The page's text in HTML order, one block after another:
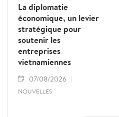
La diplomatie
économique, un levier
stratégique pour
soutenir les
entreprises
vietnamiennes
07/08/2026
NOUVELLES